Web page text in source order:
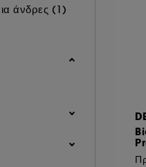
άνδρες (1)